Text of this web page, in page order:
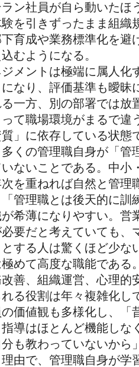
ン社員が自ら動いたほ
を引きずったまま組織
育成や業務標準化を避
むようになる。
メントは極端に属人化
なり、評価基準も曖昧
一方、別の部署では放
て職場環境がまるで違
」に依存している状態
くの管理職自身が「管
ないことである。中小
を重ねれば自然と管理
管理職とは後天的に訓
希薄になりやすい。営
要だと考えていても、
する人は驚くほど少な
めて高度な職能である
善、組織運営、心理的
る役割は年々複雑化し
価値観も多様化し、「
導はほとんど機能しな
も教わっていないから
由で、管理職自身が学